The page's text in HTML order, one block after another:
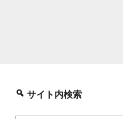
サイト内検索